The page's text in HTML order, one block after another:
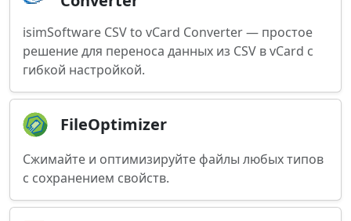
isimSoftware CSV to vCard Converter — простое
решение для переноса данных из CSV в vCard с
гибкой настройкой.
FileOptimizer
Сжимайте и оптимизируйте файлы любых типов
с сохранением свойств.